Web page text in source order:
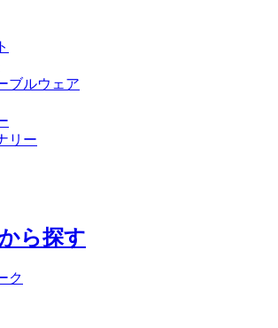
ブルウェア
リー
ら探す
ク